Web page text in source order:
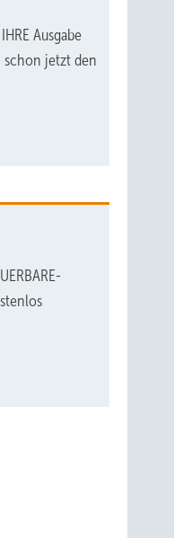
Ausgabe
schon jetzt den